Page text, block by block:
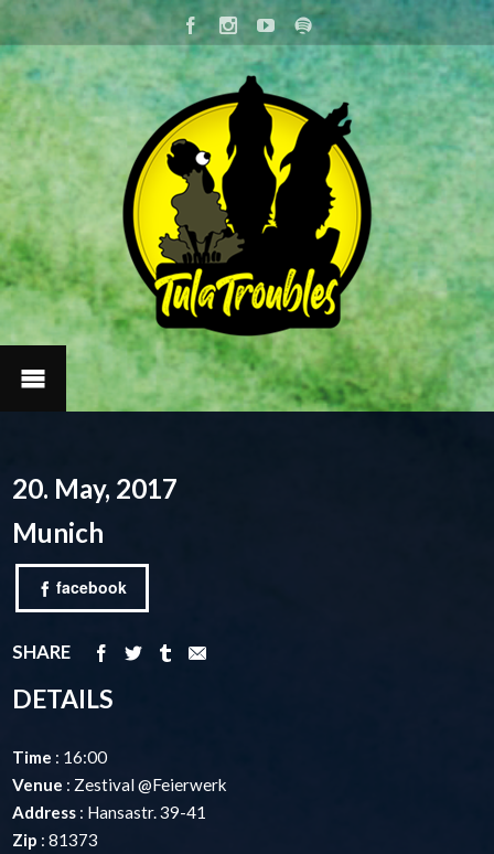
20. May, 2017
Munich
facebook
SHARE
DETAILS
Time : 16:00
Venue : Zestival @Feierwerk
Address : Hansastr. 39-41
Zip : 81373